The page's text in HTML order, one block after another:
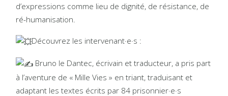
d’expressions comme lieu de dignité, de résistance, de
ré-humanisation.
Découvrez les intervenant·e·s :
Bruno le Dantec, écrivain et traducteur, a pris part
à l’aventure de « Mille Vies » en triant, traduisant et
adaptant les textes écrits par 84 prisonnier·e·s